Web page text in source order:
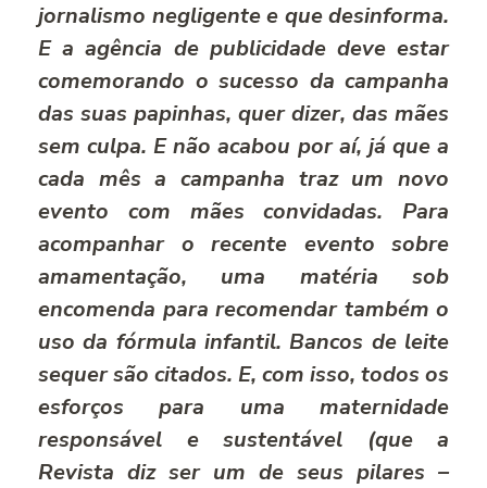
jornalismo negligente e que desinforma.
E a agência de publicidade deve estar
comemorando o sucesso da campanha
das suas papinhas, quer dizer, das mães
sem culpa. E não acabou por aí, já que a
cada mês a campanha traz um novo
evento com mães convidadas. Para
acompanhar o recente evento sobre
amamentação, uma matéria sob
encomenda para recomendar também o
uso da fórmula infantil. Bancos de leite
sequer são citados. E, com isso, todos os
esforços para uma maternidade
responsável e sustentável (que a
Revista diz ser um de seus pilares –